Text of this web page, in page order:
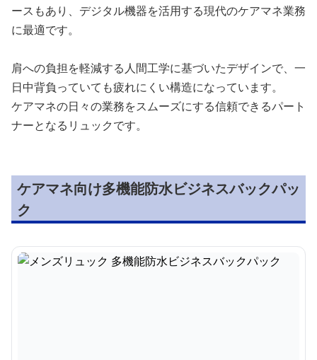
ースもあり、デジタル機器を活用する現代のケアマネ業務
に最適です。
肩への負担を軽減する人間工学に基づいたデザインで、一
日中背負っていても疲れにくい構造になっています。
ケアマネの日々の業務をスムーズにする信頼できるパート
ナーとなるリュックです。
ケアマネ向け多機能防水ビジネスバックパッ
ク